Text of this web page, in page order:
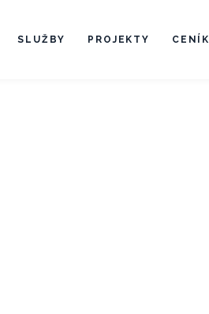
SLUŽBY PROJEKTY CENÍK